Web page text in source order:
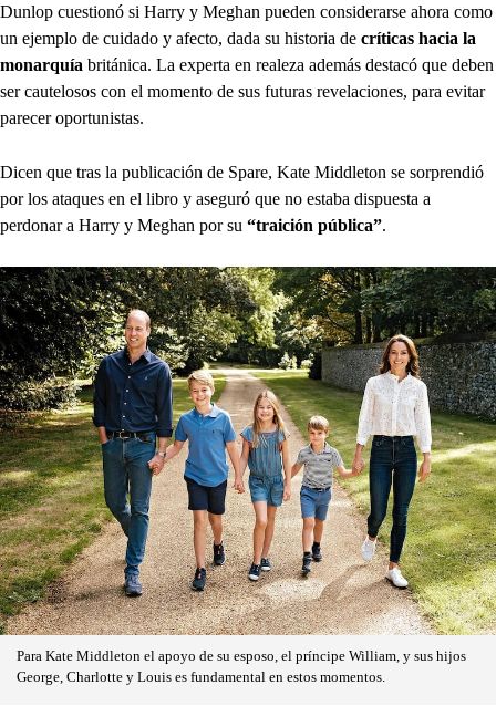
Dunlop cuestionó si Harry y Meghan pueden considerarse ahora como
un ejemplo de cuidado y afecto, dada su historia de críticas hacia la
monarquía británica. La experta en realeza además destacó que deben
ser cautelosos con el momento de sus futuras revelaciones, para evitar
parecer oportunistas.
Dicen que tras la publicación de Spare, Kate Middleton se sorprendió
por los ataques en el libro y aseguró que no estaba dispuesta a
perdonar a Harry y Meghan por su “traición pública”.
Para Kate Middleton el apoyo de su esposo, el príncipe William, y sus hijos
George, Charlotte y Louis es fundamental en estos momentos.